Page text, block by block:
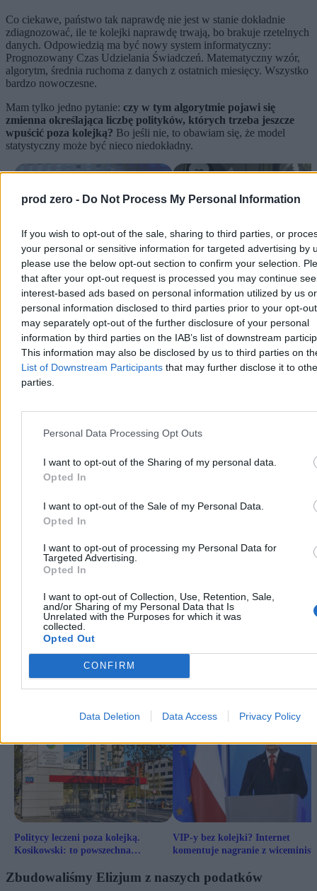
prod zero - Do Not Process My Personal Information
If you wish to opt-out of the sale, sharing to third parties, or
your personal or sensitive information for targeted advertising by
please use the below opt-out section to confirm your selection.
that after your opt-out request is processed you may continue
interest-based ads based on personal information utilized by us or
personal information disclosed to third parties prior to your opt-
may separately opt-out of the further disclosure of your personal
information by third parties on the IAB’s list of downstream
This information may also be disclosed by us to third parties on
List of Downstream Participants that may further disclose it to
parties.
Personal Data Processing Opt Outs
I want to opt-out of the Sharing of my personal data.
Opted In
I want to opt-out of the Sale of my Personal Data.
Opted In
I want to opt-out of processing my Personal Data for
Targeted Advertising.
Opted In
I want to opt-out of Collection, Use, Retention, Sale,
and/or Sharing of my Personal Data that Is
Unrelated with the Purposes for which it was
collected.
Opted Out
CONFIRM
Data Deletion Data Access Privacy Policy
Co ciekawe, państwo tak naprawdę nie jest w stanie dokładnie
zdiagnozować, ile te kolejki naprawdę trwają, bo brakuje rzetelnych
danych. Odpowiedzią ma być nowy system informatyczny:
Prognozowany Czas Udzielania Świadczeń. Matematyczny wzór,
algorytm, średnia ruchoma z danych z ostatnich miesięcy. Wszystko
bardzo nowoczesne.
Mam tylko jedno pytanie: czy w tym algorytmie pojawi się
zmienna określająca liczbę polityków, których trzeba jeszcze
wpuścić poza kolejką? Bo jeśli nie, to obawiam się, że model
statystyczny może być nieco niedokładny.
Lekarz polityków i dziwna kontrola.
MSWiA nie zauważyło, że 97 proc.
pacjentów ominęło kolejkę
Stanowski po publikacji Zero.pl
szpitalu MSWiA: "Systemowa,
obrzydliwa korupcja"
W Polsce od dawna funkcjonuje powiedzenie, że warto mieć w
rodzinie lekarza, księdza i prawnika. Bo wtedy człowiek jakoś sobie
poradzi. Ta stara mądrość jest wciąż aktualna. Funkcjonujemy w
systemie przysług i spłacania długów. Telefon tu, telefon tam. Ktoś
zadzwoni do dyrektora szpitala, ktoś do ordynatora. System ochrony
zdrowia musi koniecznie nabrać odporności na pozakolejkowe
Reklama
Inaczej mówienie o jego naprawie nie ma sensu. Z punktu widzenia
polityków nie ma większego znaczenia, czy system ochrony
zdrowia zbankrutuje, czy nie. Czy szpitale dostaną pieniądze za tak
zwane nadwykonania, czyli świadczenia udzielone ponad limit.
Gigantyczna dziura w Narodowym Funduszu Zdrowia jest dla nich
Politycy leczeni poza kolejką.
Kosikowski: to powszechna
VIP-y bez kolejki? Internet
komentuje nagranie z
Zbudowaliśmy Elizjum z naszych podatków